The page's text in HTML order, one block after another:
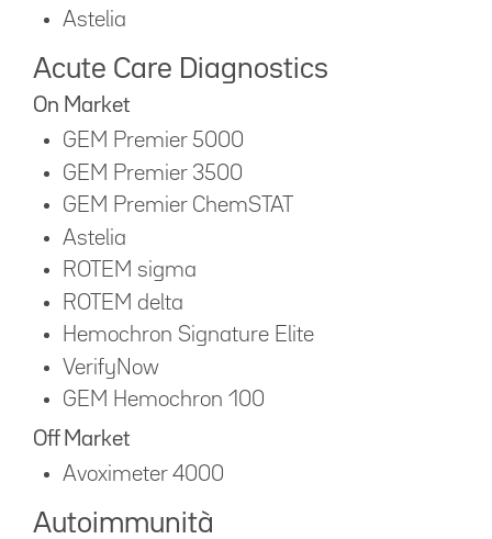
Astelia
Acute Care Diagnostics
On Market
GEM Premier 5000
GEM Premier 3500
GEM Premier ChemSTAT
Astelia
ROTEM sigma
ROTEM delta
Hemochron Signature Elite
VerifyNow
GEM Hemochron 100
Off Market
Avoximeter 4000
Autoimmunità